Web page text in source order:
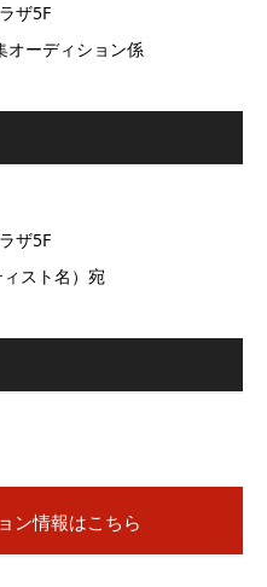
ザ5F
オーディション係
ザ5F
スト名）宛
ン情報はこちら